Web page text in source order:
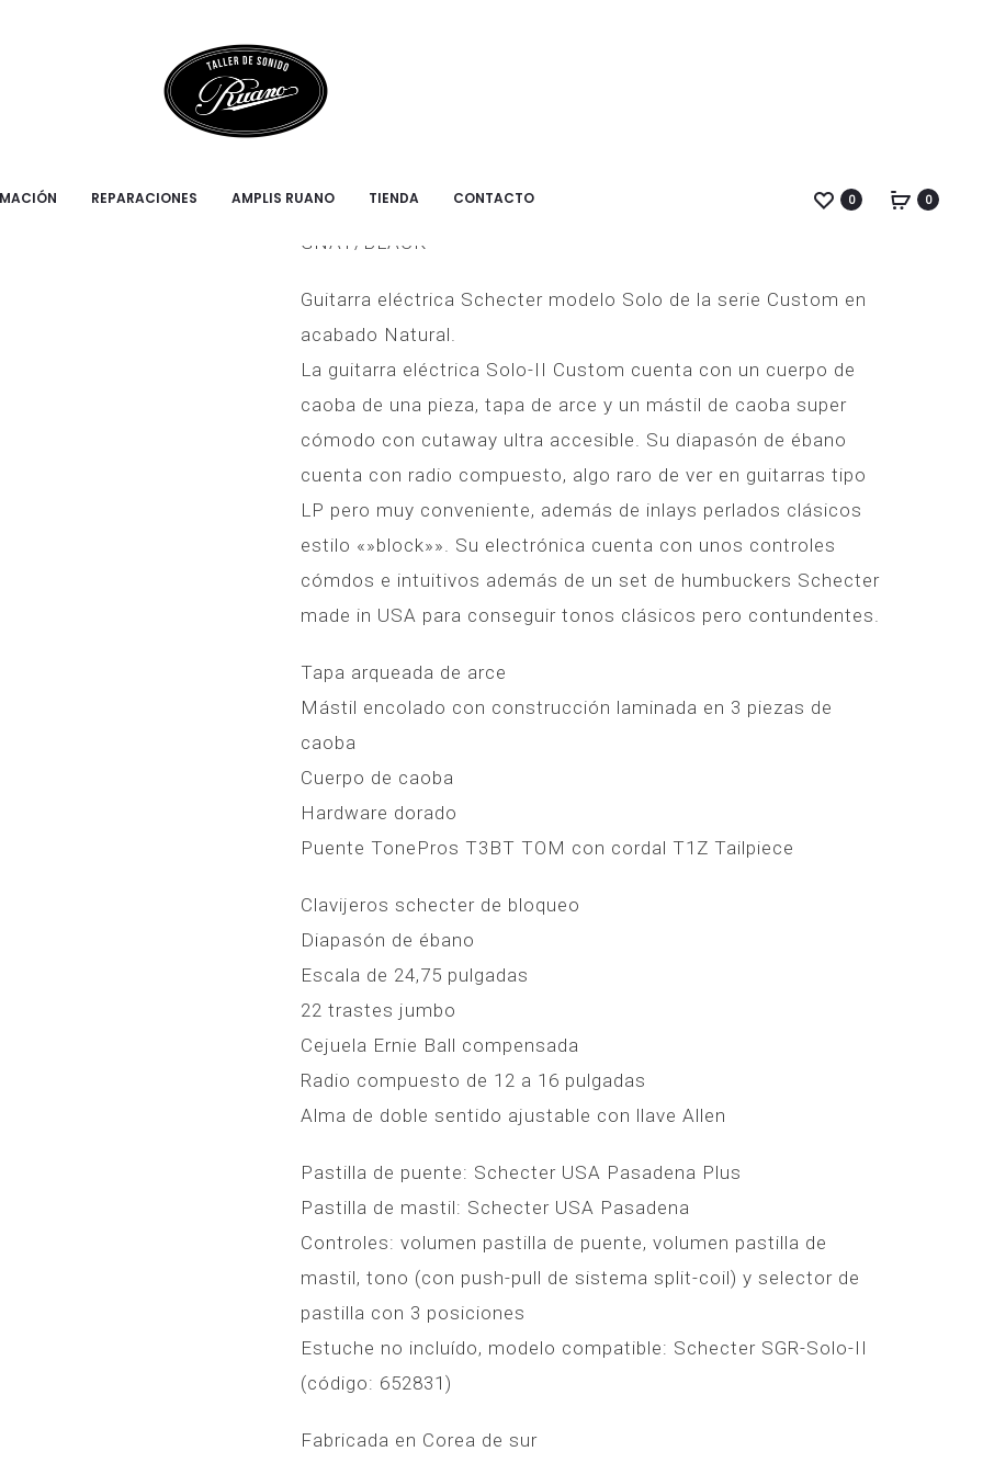
REPARACIONES AMPLIS RUANO TIENDA CONTACTO 0 0
ESTRECHA
SOLO-II CUSTOM GNAT/BLACK
SCHECTER Guitarra eléctrica single cut SOLO-II CUSTOM
GNAT/BLACK
Guitarra eléctrica Schecter modelo Solo de la serie Custom en
acabado Natural.
La guitarra eléctrica Solo-II Custom cuenta con un cuerpo de
caoba de una pieza, tapa de arce y un mástil de caoba super
cómodo con cutaway ultra accesible. Su diapasón de ébano
cuenta con radio compuesto, algo raro de ver en guitarras tipo
LP pero muy conveniente, además de inlays perlados clásicos
estilo «»block»». Su electrónica cuenta con unos controles
cómdos e intuitivos además de un set de humbuckers Schecter
made in USA para conseguir tonos clásicos pero contundentes.
Tapa arqueada de arce
Mástil encolado con construcción laminada en 3 piezas de
caoba
Cuerpo de caoba
Hardware dorado
Puente TonePros T3BT TOM con cordal T1Z Tailpiece
Clavijeros schecter de bloqueo
Diapasón de ébano
Escala de 24,75 pulgadas
22 trastes jumbo
Cejuela Ernie Ball compensada
Radio compuesto de 12 a 16 pulgadas
Alma de doble sentido ajustable con llave Allen
Pastilla de puente: Schecter USA Pasadena Plus
Pastilla de mastil: Schecter USA Pasadena
Controles: volumen pastilla de puente, volumen pastilla de
mastil, tono (con push-pull de sistema split-coil) y selector de
pastilla con 3 posiciones
Estuche no incluído, modelo compatible: Schecter SGR-Solo-II
(código: 652831)
Fabricada en Corea de sur